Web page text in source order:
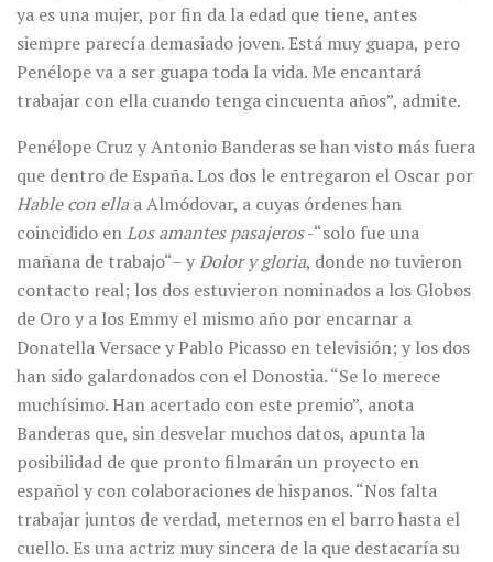
ya es una mujer, por fin da la edad que tiene, antes
siempre parecía demasiado joven. Está muy guapa, pero
Penélope va a ser guapa toda la vida. Me encantará
trabajar con ella cuando tenga cincuenta años”, admite.
Penélope Cruz y Antonio Banderas se han visto más fuera
que dentro de España. Los dos le entregaron el Oscar por
Hable con ella a Almódovar, a cuyas órdenes han
coincidido enLos amantes pasajeros-“solo fue una
mañana de trabajo“– yDolor y gloria, donde no tuvieron
contacto real; los dos estuvieron nominados a los Globos
de Oro y a los Emmy el mismo año por encarnar a
Donatella Versace y Pablo Picasso en televisión; y los dos
han sido galardonados con el Donostia. “Se lo merece
muchísimo. Han acertado con este premio”, anota
Banderas que, sin desvelar muchos datos, apunta la
posibilidad de que pronto filmarán un proyecto en
español y con colaboraciones de hispanos. “Nos falta
trabajar juntos de verdad, meternos en el barro hasta el
cuello. Es una actriz muy sincera de la que destacaría su